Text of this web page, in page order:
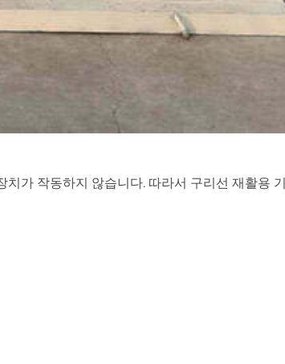
가 작동하지 않습니다. 따라서 구리선 재활용